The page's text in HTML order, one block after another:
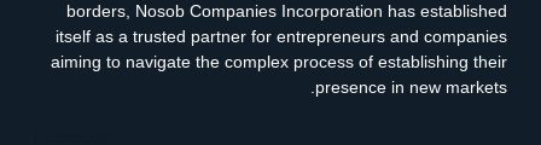
borders, Nosob Companies Incorporation has established
itself as a trusted partner for entrepreneurs and companies
aiming to navigate the complex process of establishing their
presence in new markets.